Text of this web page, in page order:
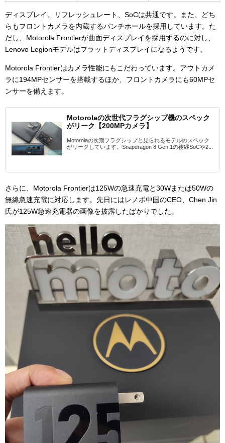
ディスプレイ、リフレッシュレート、SoCは共通です。また、どち
らもフロントカメラを内蔵するパンチホールを採用しています。た
だし、Motorola Frontierが曲面ディスプレイを採用するのに対し、
Lenovo Legionモデルはフラットディスプレイになるようです。
Motorola Frontierはカメラ性能にもこだわっています。アウトカメ
ラに194MPセンサーを搭載するほか、フロントカメラにも60MPセ
ンサーを備えます。
Motorolaの次世代フラグシップ機のスペック
がリーク【200MPカメラ】
Motorolaの次期フラグシップと見られるモデルのスペック
がリークしています。Snapdragon 8 Gen 1の後継SoCや2...
さらに、Motorola Frontierは125Wの急速充電と30Wまたは50Wの
無線急速充電に対応します。先日にはレノボ中国のCEO、Chen Jin
氏が125W急速充電器の画像を披露したばかりでした。